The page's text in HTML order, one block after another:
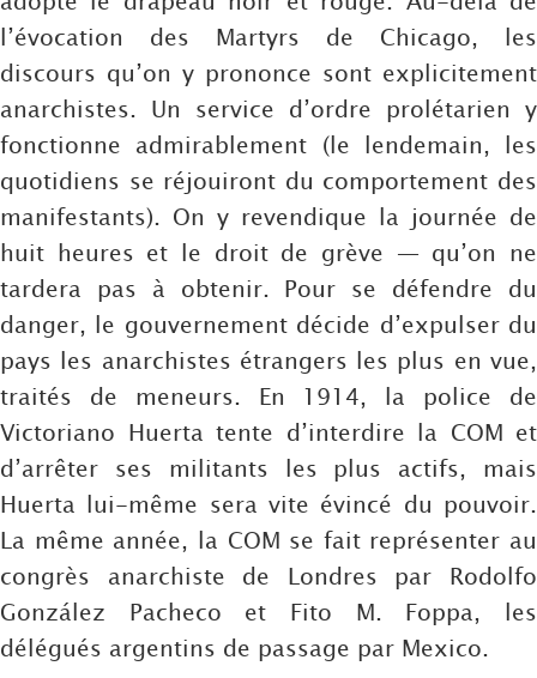
l’évocation des Martyrs de Chicago, les
discours qu’on y prononce sont explicitement
anarchistes. Un service d’ordre prolétarien y
fonctionne admirablement (le lendemain, les
quotidiens se réjouiront du comportement des
manifestants). On y revendique la journée de
huit heures et le droit de grève — qu’on ne
tardera pas à obtenir. Pour se défendre du
danger, le gouvernement décide d’expulser du
pays les anarchistes étrangers les plus en vue,
traités de meneurs. En 1914, la police de
Victoriano Huerta tente d’interdire la COM et
d’arrêter ses militants les plus actifs, mais
Huerta lui-même sera vite évincé du pouvoir.
La même année, la COM se fait représenter au
congrès anarchiste de Londres par Rodolfo
González Pacheco et Fito M. Foppa, les
délégués argentins de passage par Mexico.